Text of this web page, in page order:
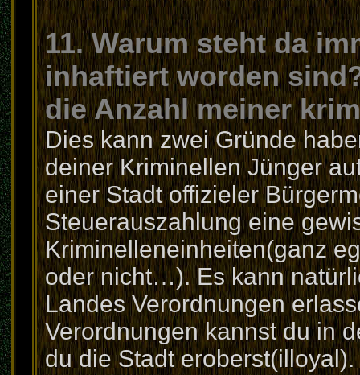
11. Warum steht da
inhaftiert worden
die Anzahl meiner
Dies kann zwei Gründe
deiner Kriminellen Jünger
einer Stadt offizieler
Steuerauszahlung eine
Kriminelleneinheiten(ganz
oder nicht…). Es kann
Landes Verordnungen
Verordnungen kannst du in
du die Stadt